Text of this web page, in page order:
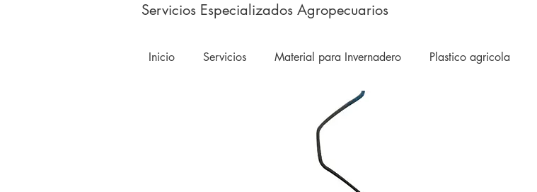
Servicios Especializados Agropecuarios
Inicio Servicios Material para Invernadero Plastico agricola